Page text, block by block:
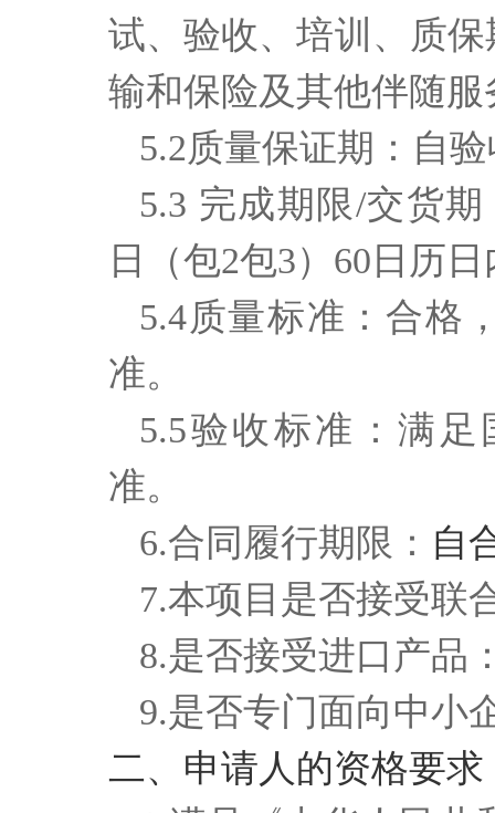
试、验收、培训、质
输和保险及其他伴随服
5.2质量保证期：自
5.3 完成期限/交货
日（包2包3）60日历
5.4质量标准：合格
准。
5.5验收标准：满足
准。
6.合同履行期限： 自
7.本项目是否接受联
8.是否接受进口产品
9.是否专门面向中小
二、申请人的资格要求